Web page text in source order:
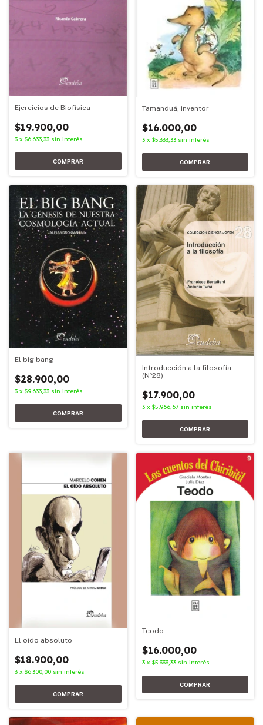
Ejercicios de Biofísica
$19.900,00
3 x $6.633,33 sin interés
Tamanduá, inventor
$16.000,00
3 x $5.333,33 sin interés
El big bang
$28.900,00
3 x $9.633,33 sin interés
Introducción a la filosofía
(Nº28)
$17.900,00
3 x $5.966,67 sin interés
El oído absoluto
$18.900,00
3 x $6.300,00 sin interés
Teodo
$16.000,00
3 x $5.333,33 sin interés